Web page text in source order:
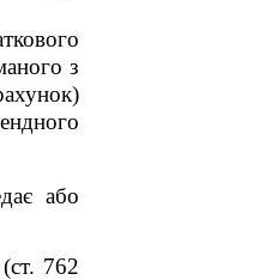
з
або
762